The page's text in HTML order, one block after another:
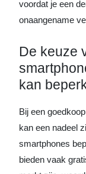
voordat je een
onaangename
De keuze
kan
Bij een
kan een nadeel
smartphones
bieden vaak